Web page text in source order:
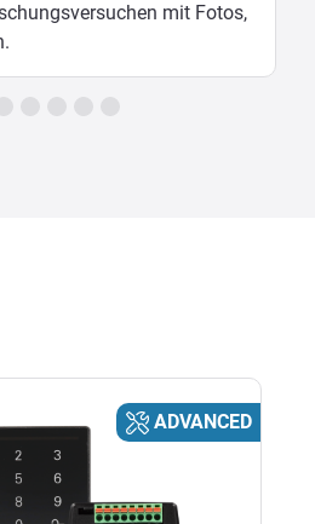
mit Fotos,
ADVANCED